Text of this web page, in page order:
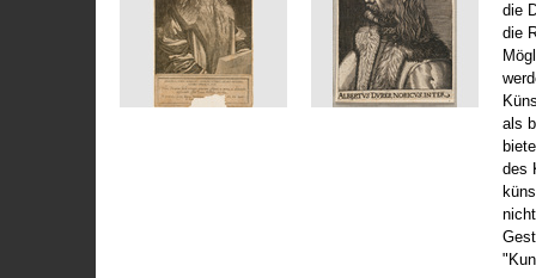
die
die
als
des